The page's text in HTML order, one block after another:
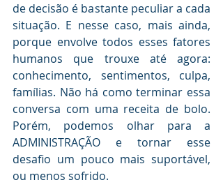
de decisão é bastante peculiar a cada
situação. E nesse caso, mais ainda,
porque envolve todos esses fatores
humanos que trouxe até agora:
conhecimento, sentimentos, culpa,
famílias. Não há como terminar essa
conversa com uma receita de bolo.
Porém, podemos olhar para a
ADMINISTRAÇÃO e tornar esse
desafio um pouco mais suportável,
ou menos sofrido.